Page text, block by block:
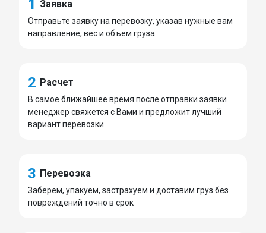
1 Заявка
Отправьте заявку на перевозку, указав нужные вам
направление, вес и объем груза
2 Расчет
В самое ближайшее время после отправки заявки
менеджер свяжется с Вами и предложит лучший
вариант перевозки
3 Перевозка
Заберем, упакуем, застрахуем и доставим груз без
повреждений точно в срок